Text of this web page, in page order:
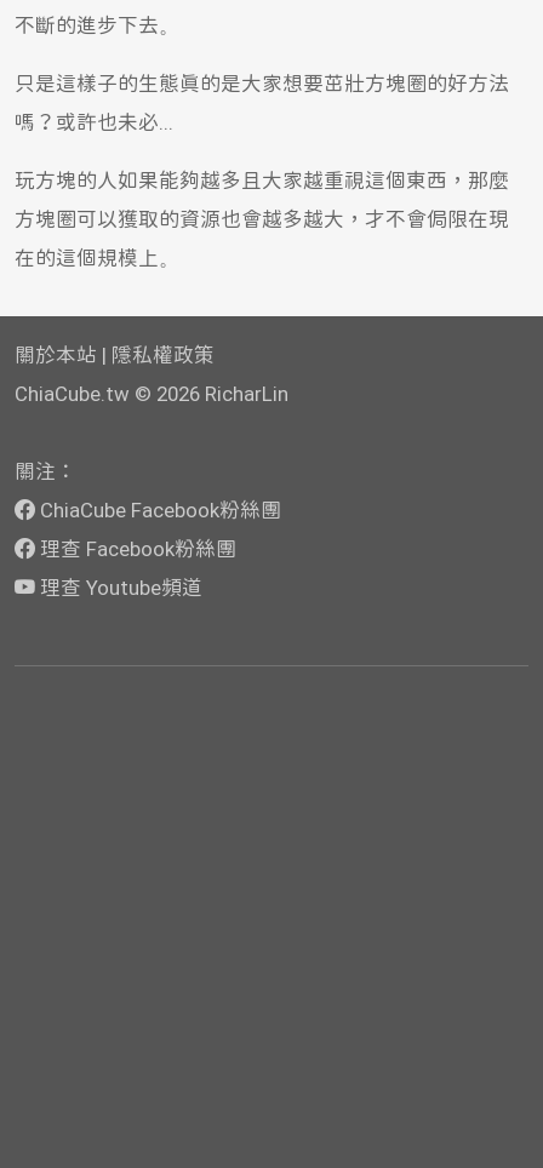
不斷的進步下去。
只是這樣子的生態真的是大家想要茁壯方塊圈的好方法
嗎？或許也未必...
玩方塊的人如果能夠越多且大家越重視這個東西，那麼
方塊圈可以獲取的資源也會越多越大，才不會侷限在現
在的這個規模上。
關於本站 | 隱私權政策
ChiaCube.tw © 2026 RicharLin
關注：
ChiaCube Facebook粉絲團
理查 Facebook粉絲團
理查 Youtube頻道